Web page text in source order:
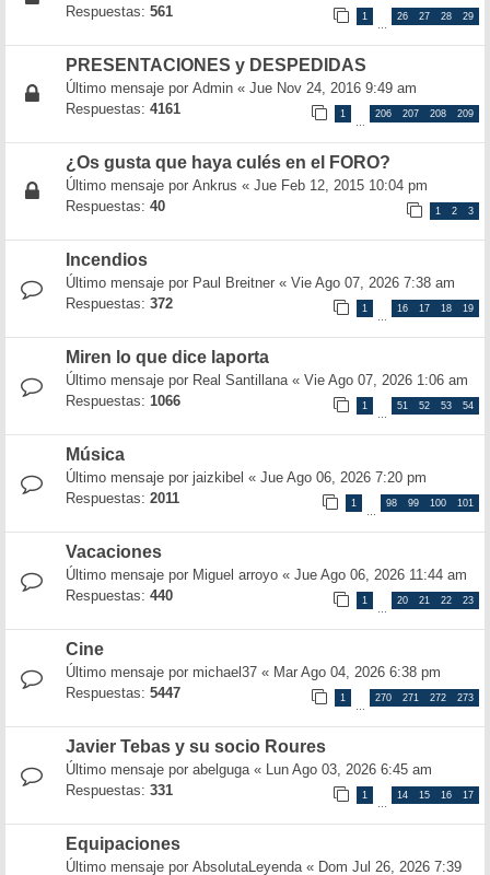
Respuestas: 561 1
…
26 27 28 29
PRESENTACIONES y DESPEDIDAS
Último mensaje por Admin « Jue Nov 24, 2016 9:49 am
Respuestas: 4161 1
…
206 207 208 209
¿Os gusta que haya culés en el FORO?
Último mensaje por Ankrus « Jue Feb 12, 2015 10:04 pm
Respuestas: 40 1 2 3
Incendios
Último mensaje por Paul Breitner « Vie Ago 07, 2026 7:38 am
Respuestas: 372 1
…
16 17 18 19
Miren lo que dice laporta
Último mensaje por Real Santillana« Vie Ago 07, 2026 1:06 am
Respuestas: 1066 1
…
51 52 53 54
Música
Último mensaje por jaizkibel « Jue Ago 06, 2026 7:20 pm
Respuestas: 2011 1
…
98 99 100 101
Vacaciones
Último mensaje por Miguel arroyo « Jue Ago 06, 2026 11:44 am
Respuestas: 440 1
…
20 21 22 23
Cine
Último mensaje por michael37 « Mar Ago 04, 2026 6:38 pm
Respuestas: 5447 1
…
270 271 272 273
Javier Tebas y su socio Roures
Último mensaje por abelguga« Lun Ago 03, 2026 6:45 am
Respuestas: 331 1
…
14 15 16 17
Equipaciones
Último mensaje por AbsolutaLeyenda« Dom Jul 26, 2026 7:39